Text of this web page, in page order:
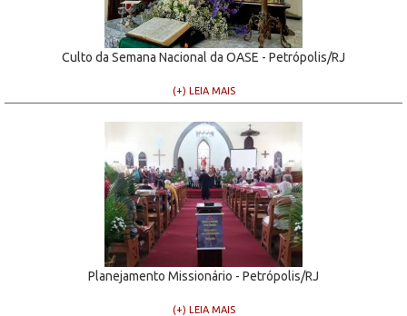
Culto da Semana Nacional da OASE - Petrópolis/RJ
(+) LEIA MAIS
Planejamento Missionário - Petrópolis/RJ
(+) LEIA MAIS